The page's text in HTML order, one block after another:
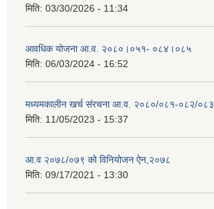
मिति: 03/30/2026 - 11:34
आवधिक योजना आ.व. २०८०।०५१- ०८४।०८५
मिति: 06/03/2024 - 16:52
मध्यमकालीन खर्च संरचना आ.व. २०८०/०८१-०८२/०८३
मिति: 11/05/2023 - 15:37
आ.व २०७८/०७९ को विनियोजन ऐन,२०७८
मिति: 09/17/2021 - 13:30